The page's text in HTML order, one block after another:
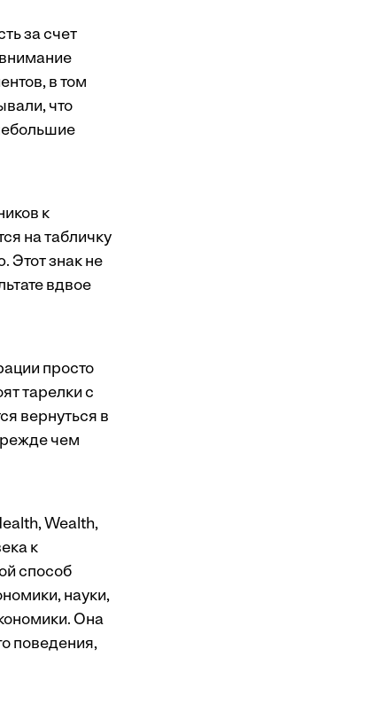
за счет
в том
что
к
на табличку
Этот знак не
вдвое
просто
тарелки с
вернуться в
чем
Wealth,
к
способ
науки,
Она
поведения,